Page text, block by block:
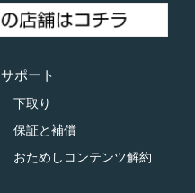
サポート
下取り
保証と補償
おためしコンテンツ解約